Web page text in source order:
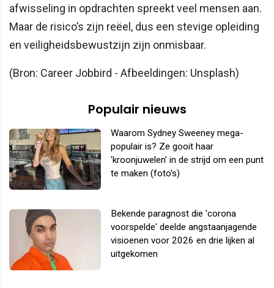
afwisseling in opdrachten spreekt veel mensen aan.
Maar de risico’s zijn reëel, dus een stevige opleiding
en veiligheidsbewustzijn zijn onmisbaar.
(Bron: Career Jobbird - Afbeeldingen: Unsplash)
Populair nieuws
Waarom Sydney Sweeney mega-
populair is? Ze gooit haar
'kroonjuwelen' in de strijd om een punt
te maken (foto's)
Bekende paragnost die 'corona
voorspelde' deelde angstaanjagende
visioenen voor 2026 en drie lijken al
uitgekomen